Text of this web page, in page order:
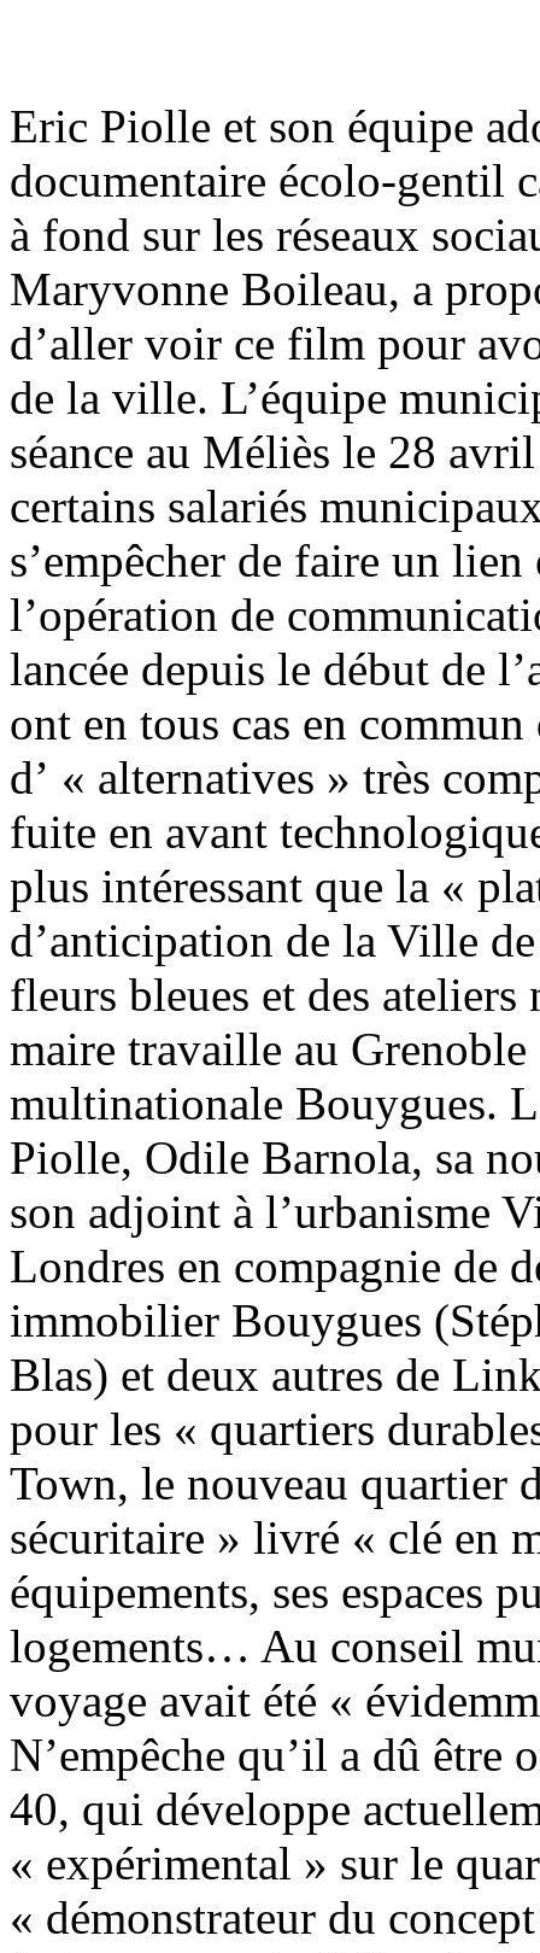
Eric Piolle et son équipe
documentaire écolo-gentil
à fond sur les réseaux
Maryvonne Boileau, a
d’aller voir ce film pour
de la ville. L’équipe
séance au Méliès le 28
certains salariés
s’empêcher de faire un
l’opération de
lancée depuis le début de
ont en tous cas en
d’ « alternatives » très
fuite en avant
plus intéressant que la «
d’anticipation de la Ville
fleurs bleues et des
maire travaille au Grenoble
multinationale Bouygues.
Piolle, Odile Barnola, sa
son adjoint à l’urbanisme
Londres en compagnie de
immobilier Bouygues
Blas) et deux autres de
pour les « quartiers
Town, le nouveau quartier
sécuritaire » livré « clé en
équipements, ses espaces
logements… Au conseil
voyage avait été «
N’empêche qu’il a dû être
40, qui développe
« expérimental » sur le
« démonstrateur du